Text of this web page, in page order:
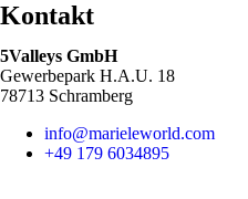
Kontakt
5Valleys GmbH
Gewerbepark H.A.U. 18
78713 Schramberg
info@marieleworld.com
+49 179 6034895